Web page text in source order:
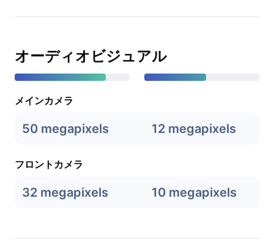
オーディオビジュアル
メインカメラ
50 megapixels 12 megapixels
フロントカメラ
32 megapixels 10 megapixels